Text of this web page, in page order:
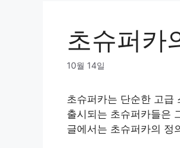
초슈퍼카
10월 14일
초슈퍼카는 단순한 고급
출시되는 초슈퍼카들은
글에서는 초슈퍼카의 정